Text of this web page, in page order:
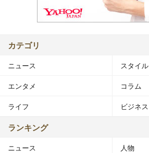
カテゴリ
ニュース スタイル
エンタメ コラム
ライフ ビジネス
ランキング
ニュース 人物